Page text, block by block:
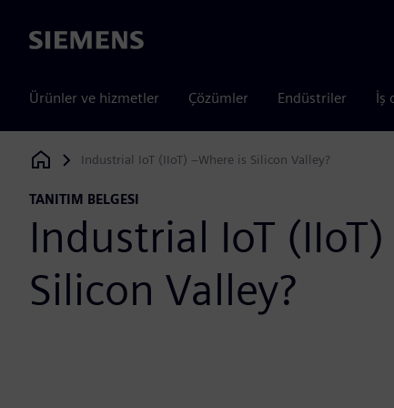
Siemens
Ürünler ve hizmetler Çözümler Endüstriler İş
Siemens Digital Industries Software
Industrial IoT (IIoT) –Where is Silicon Valley?
TANITIM BELGESI
Industrial IoT
Silicon Valley?